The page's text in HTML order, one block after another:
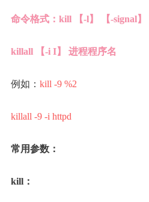
命令格式：kill 【-l】 【-signal
killall 【-i I】 进程程序名
例如： kill -9 %2
killall -9 -i httpd
常用参数：
kill：